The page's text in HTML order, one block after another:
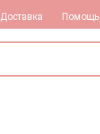
Доставка Помощь